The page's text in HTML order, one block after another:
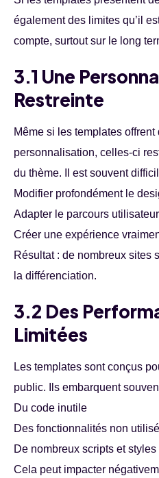
également des limites qu’il
compte, surtout sur le long
3.1 Une
Restreinte
Même si les templates
personnalisation, celles-ci
du thème. Il est souvent
Modifier profondément le
Adapter le parcours utilisateur
Créer une expérience
Résultat : de nombreux sites
la différenciation.
3.2 Des
Limitées
Les templates sont conçus
public. Ils embarquent
Du code inutile
Des fonctionnalités non
De nombreux scripts et styles
Cela peut impacter